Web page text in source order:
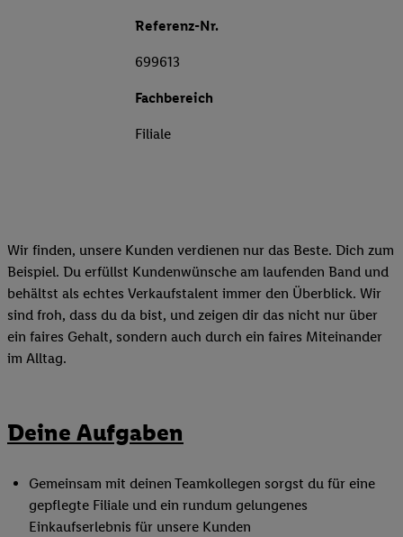
Referenz-Nr.
699613
Fachbereich
Filiale
Wir finden, unsere Kunden verdienen nur das Beste. Dich zum
Beispiel. Du erfüllst Kundenwünsche am laufenden Band und
behältst als echtes Verkaufstalent immer den Überblick. Wir
sind froh, dass du da bist, und zeigen dir das nicht nur über
ein faires Gehalt, sondern auch durch ein faires Miteinander
im Alltag.
Deine Aufgaben
Gemeinsam mit deinen Teamkollegen sorgst du für eine
gepflegte Filiale und ein rundum gelungenes
Einkaufserlebnis für unsere Kunden